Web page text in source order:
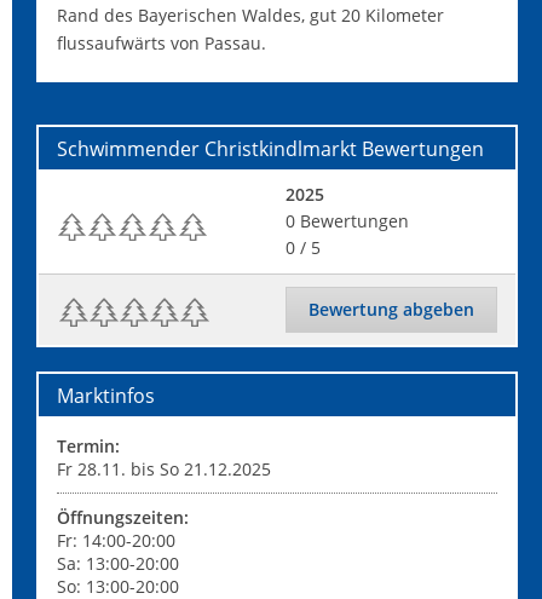
Rand des Bayerischen Waldes, gut 20 Kilometer
flussaufwärts von Passau.
Schwimmender Christkindlmarkt Bewertungen
2025
0 Bewertungen
0 / 5
Bewertung abgeben
Marktinfos
Termin:
Fr 28.11. bis So 21.12.2025
Öffnungszeiten:
Fr: 14:00-20:00
Sa: 13:00-20:00
So: 13:00-20:00